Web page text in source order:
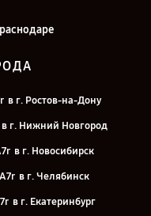
в г. Ростов-на-Дону
г. Нижний Новгород
в г. Новосибирск
в г. Челябинск
в г. Екатеринбург